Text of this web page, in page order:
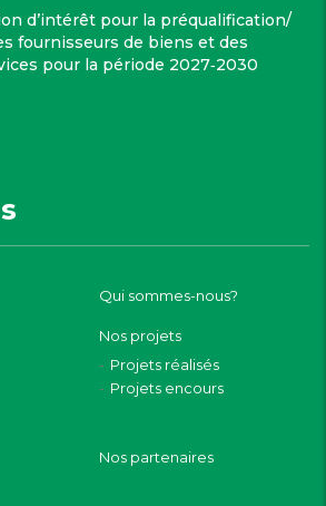
d’intérêt pour la préqualification/
fournisseurs de biens et des
pour la période 2027‑2030
Qui sommes-nous?
Nos projets
Projets réalisés
Projets encours
Nos partenaires